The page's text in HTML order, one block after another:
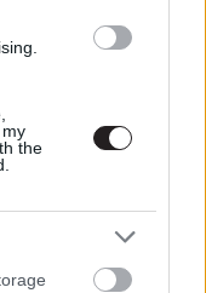
the
állítólag
színésztársait